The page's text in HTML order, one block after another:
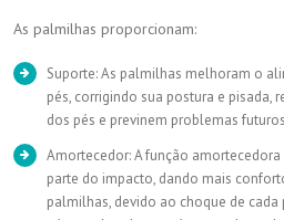
As palmilhas proporcionam:
Suporte: As palmilhas melhoram o
pés, corrigindo sua postura e pisada,
dos pés e previnem problemas
Amortecedor: A função
parte do impacto, dando mais
palmilhas, devido ao choque de